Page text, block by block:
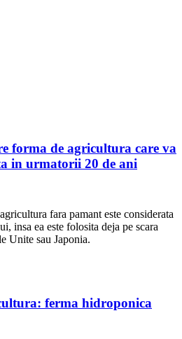
forma de agricultura care va
in urmatorii 20 de ani
fara pamant este considerata
insa ea este folosita deja pe scara
Unite sau Japonia.
ferma hidroponica